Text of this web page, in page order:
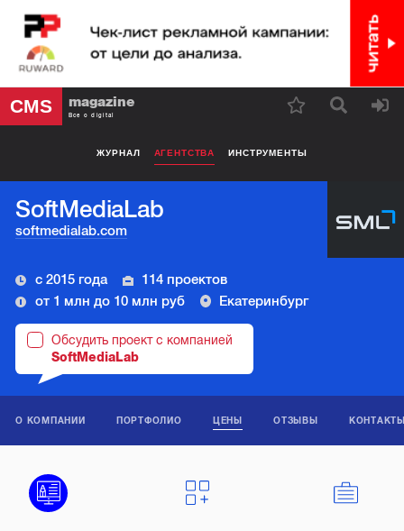
CMS magazine
Все о digital
ЖУРНАЛ АГЕНТСТВА ИНСТРУМЕНТЫ
SoftMediaLab
softmedialab.com
с 2015 года
114 проектов
от 1 млн до 10 млн руб
Екатеринбург
Обсудить проект с компанией
SoftMediaLab
О КОМПАНИИ ПОРТФОЛИО ЦЕНЫ ОТЗЫВЫ